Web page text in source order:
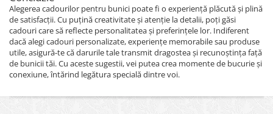
Alegerea cadourilor pentru bunici poate fi o experiență plăcută și plină
de satisfacții. Cu puțină creativitate și atenție la detalii, poți găsi
cadouri care să reflecte personalitatea și preferințele lor. Indiferent
dacă alegi cadouri personalizate, experiențe memorabile sau produse
utile, asigură-te că darurile tale transmit dragostea și recunoștința față
de bunicii tăi. Cu aceste sugestii, vei putea crea momente de bucurie și
conexiune, întărind legătura specială dintre voi.